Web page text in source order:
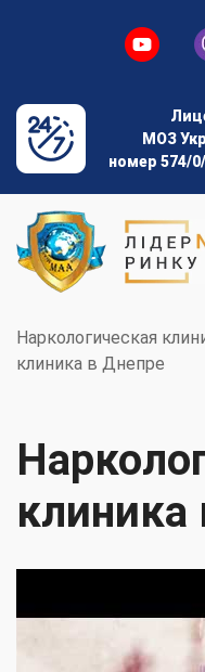
МОЗ
номер 574/
Наркологическая
клиника в Днепре
клиника